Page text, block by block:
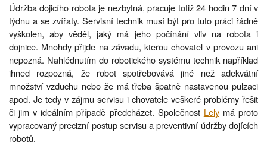
Údržba dojicího robota je nezbytná, pracuje totiž 24 hodin 7 dní v
týdnu a se zvířaty. Servisní technik musí být pro tuto práci řádně
vyškolen, aby věděl, jaký má jeho počínání vliv na robota i
dojnice. Mnohdy přijde na závadu, kterou chovatel v provozu ani
nepozná. Nahlédnutím do robotického systému technik například
ihned rozpozná, že robot spotřebovává jiné než adekvátní
množství vzduchu nebo že má třeba špatně nastavenou pulzaci
apod. Je tedy v zájmu servisu i chovatele veškeré problémy řešit
či jim v ideálním případě předcházet. Společnost Lelymá proto
vypracovaný precizní postup servisu a preventivní údržby dojících
robotů.